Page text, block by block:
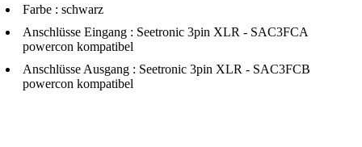
Farbe : schwarz
Anschlüsse Eingang : Seetronic 3pin XLR - SAC3FCA
powercon kompatibel
Anschlüsse Ausgang : Seetronic 3pin XLR - SAC3FCB
powercon kompatibel